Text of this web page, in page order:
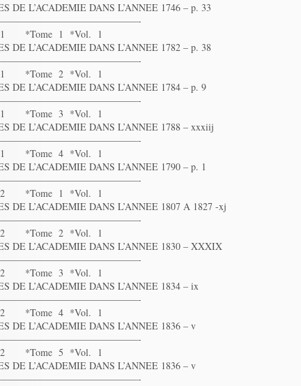
DE L’ACADEMIE DANS L’ANNEE 1746 – p. 33
1 *Tome 1 *Vol. 1
DE L’ACADEMIE DANS L’ANNEE 1782 – p. 38
1 *Tome 2 *Vol. 1
DE L’ACADEMIE DANS L’ANNEE 1784 – p. 9
1 *Tome 3 *Vol. 1
DE L’ACADEMIE DANS L’ANNEE 1788 – xxxiij
1 *Tome 4 *Vol. 1
DE L’ACADEMIE DANS L’ANNEE 1790 – p. 1
2 *Tome 1 *Vol. 1
DE L’ACADEMIE DANS L’ANNEE 1807 A 1827 -xj
2 *Tome 2 *Vol. 1
DE L’ACADEMIE DANS L’ANNEE 1830 – XXXIX
2 *Tome 3 *Vol. 1
DE L’ACADEMIE DANS L’ANNEE 1834 – ix
2 *Tome 4 *Vol. 1
DE L’ACADEMIE DANS L’ANNEE 1836 – v
2 *Tome 5 *Vol. 1
DE L’ACADEMIE DANS L’ANNEE 1836 – v